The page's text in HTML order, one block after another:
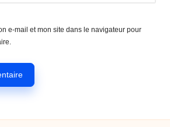
e-mail et mon site dans le navigateur pour